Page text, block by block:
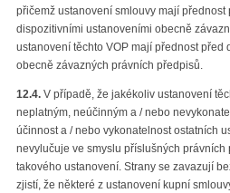
přičemž ustanovení smlouvy mají přednost
dispozitivními ustanoveními obecně
ustanovení těchto VOP mají přednost před
obecně závazných právních předpisů.
12.4. V případě, že jakékoliv ustanovení
neplatným, neúčinným a / nebo
účinnost a / nebo vykonatelnost ostatních
nevylučuje ve smyslu příslušných právních
takového ustanovení. Strany se zavazují
zjistí, že některé z ustanovení kupní